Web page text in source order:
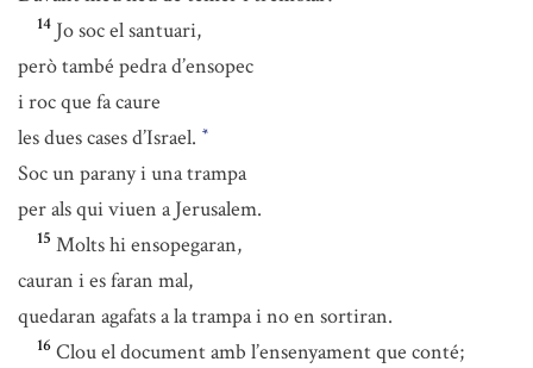
14 Jo soc el santuari,
però també pedra d’ensopec
i roc que fa caure
les dues cases d’Israel. *
Soc un parany i una trampa
per als qui viuen a Jerusalem.
15 Molts hi ensopegaran,
cauran i es faran mal,
quedaran agafats a la trampa i no en sortiran.
16 Clou el document amb l’ensenyament que conté;